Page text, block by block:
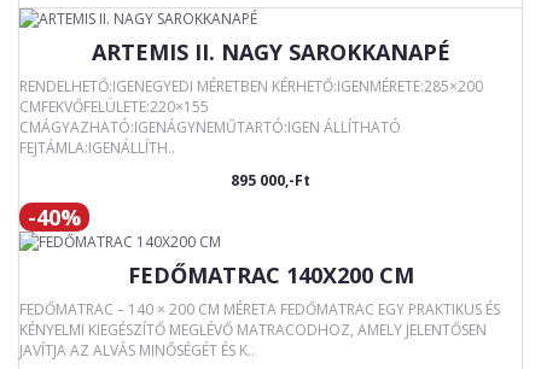
ARTEMIS II. NAGY SAROKKANAPÉ
RENDELHETŐ:IGENEGYEDI MÉRETBEN KÉRHETŐ:IGENMÉRETE:285×200
CMFEKVŐFELÜLETE:220×155
CMÁGYAZHATÓ:IGENÁGYNEMŰTARTÓ:IGEN ÁLLÍTHATÓ
FEJTÁMLA:IGENÁLLÍTH..
895 000,-Ft
-40%
FEDŐMATRAC 140X200 CM
FEDŐMATRAC – 140 × 200 CM MÉRETA FEDŐMATRAC EGY PRAKTIKUS ÉS
KÉNYELMI KIEGÉSZÍTŐ MEGLÉVŐ MATRACODHOZ, AMELY JELENTŐSEN
JAVÍTJA AZ ALVÁS MINŐSÉGÉT ÉS K..